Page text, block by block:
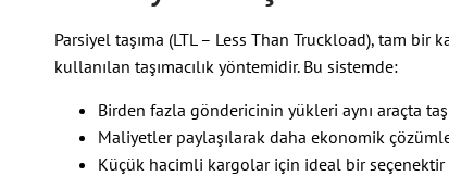
Parsiyel taşıma (LTL – Less Than Truckload), tam
kullanılan taşımacılık yöntemidir. Bu sistemde:
Birden fazla göndericinin yükleri aynı araçta
Maliyetler paylaşılarak daha ekonomik
Küçük hacimli kargolar için ideal bir seçenektir